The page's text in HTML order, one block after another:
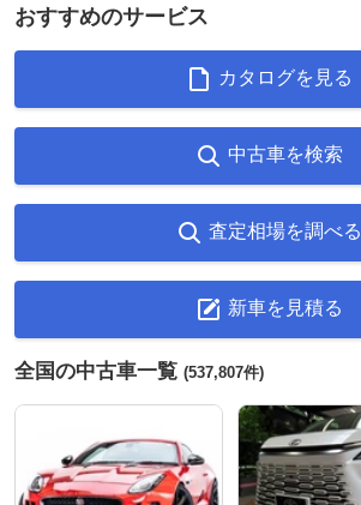
おすすめのサービス
カタログを見る
中古車を検索
査定相場を調べる
新車を見積る
全国の中古車一覧 (537,807件)